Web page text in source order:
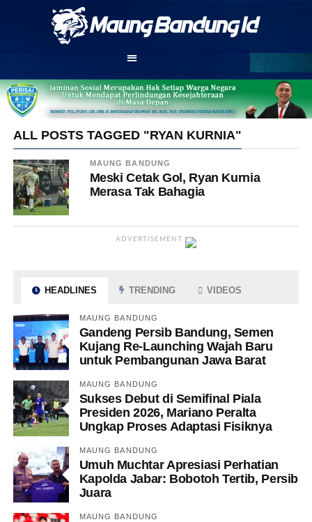
ALL POSTS TAGGED "RYAN KURNIA"
MAUNG BANDUNG
Meski Cetak Gol, Ryan Kurnia
Merasa Tak Bahagia
ADVERTISEMENT
HEADLINES TRENDING VIDEOS
MAUNG BANDUNG
Gandeng Persib Bandung, Semen
Kujang Re-Launching Wajah Baru
untuk Pembangunan Jawa Barat
MAUNG BANDUNG
Sukses Debut di Semifinal Piala
Presiden 2026, Mariano Peralta
Ungkap Proses Adaptasi Fisiknya
MAUNG BANDUNG
Umuh Muchtar Apresiasi Perhatian
Kapolda Jabar: Bobotoh Tertib, Persib
Juara
MAUNG BANDUNG